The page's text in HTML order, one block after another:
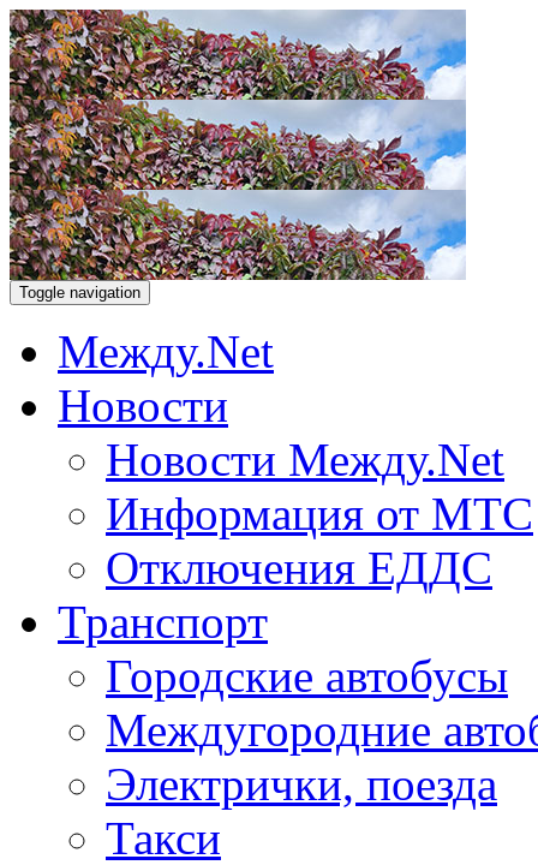
Toggle navigation
Между.Net
Новости
Новости Между.Net
Информация от МТС
Отключения ЕДДС
Транспорт
Городские автобусы
Междугородние
Электрички, поезда
Такси